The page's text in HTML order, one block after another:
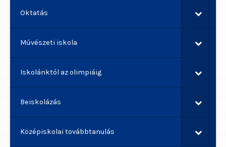
Oktatás
Művészeti iskola
Iskolánktól az olimpiáig
Beiskolázás
Középiskolai továbbtanulás